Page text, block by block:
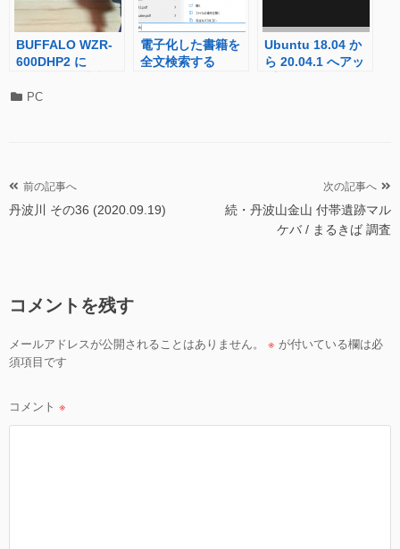
BUFFALO WZR-
600DHP2 に
Openvswitchをイ
電子化した書籍を
全文検索する
Ubuntu 18.04 か
ら 20.04.1 へアッ
カ
PC
投
稿
ー
シ
ョ
前の記事へ
丹波川 その36 (2020.09.19)
次の記事へ
続・丹波山金山 付帯遺跡マル
ケバ / まるきば 調査
コメントを残す
メールアドレスが公開されることはありません。 ※ が付いている欄は必
須項目です
コメント ※